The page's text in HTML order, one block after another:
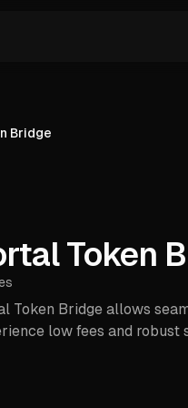
Bridge
Token
Token Bridge allows
low fees and